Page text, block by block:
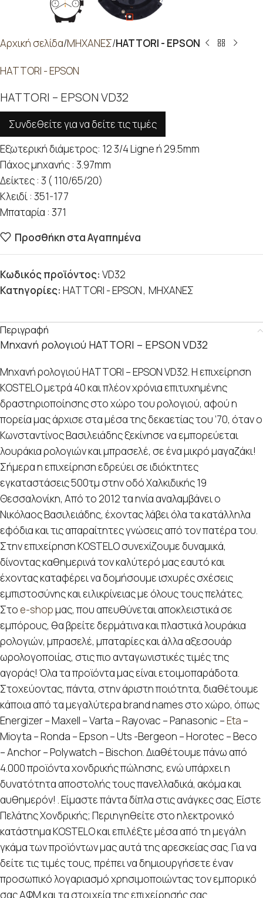
Αρχική σελίδα ΜΗΧΑΝΕΣ HATTORI - EPSON
HATTORI - EPSON
HATTORI – EPSON VD32
Συνδεθείτε για να δείτε τις τιμές
Εξωτερική διάμετρος: 12 3/4 Ligne ή 29.5mm
Πάχος μηχανής : 3.97mm
Δείκτες : 3 ( 110/65/20)
Κλειδί : 351-177
Μπαταρία : 371
Προσθήκη στα Αγαπημένα
Κωδικός προϊόντος: VD32
Κατηγορίες: HATTORI - EPSON, ΜΗΧΑΝΕΣ
Περιγραφή
Μηχανή ρολογιού HATTORI – EPSON VD32
Μηχανή ρολογιού HATTORI – EPSON VD32. Η επιχείρηση
KOSTELO μετρά 40 και πλέον χρόνια επιτυχημένης
δραστηριοποίησης στο χώρο του ρολογιού, αφού η
πορεία μας άρχισε στα μέσα της δεκαετίας του ’70, όταν ο
Κωνσταντίνος Βασιλειάδης ξεκίνησε να εμπορεύεται
λουράκια ρολογιών και μπρασελέ, σε ένα μικρό μαγαζάκι!
Σήμερα η επιχείρηση εδρεύει σε ιδιόκτητες
εγκαταστάσεις 500τμ στην οδό Χαλκιδικής 19
Θεσσαλονίκη, Από το 2012 τα ηνία αναλαμβάνει ο
Νικόλαος Βασιλειάδης, έχοντας λάβει όλα τα κατάλληλα
εφόδια και τις απαραίτητες γνώσεις από τον πατέρα του.
Στην επιχείρηση KOSTELO συνεχίζουμε δυναμικά,
δίνοντας καθημερινά τον καλύτερό μας εαυτό και
έχοντας καταφέρει να δομήσουμε ισχυρές σχέσεις
εμπιστοσύνης και ειλικρίνειας με όλους τους πελάτες.
Στο e-shopμας, που απευθύνεται αποκλειστικά σε
εμπόρους, θα βρείτε δερμάτινα και πλαστικά λουράκια
ρολογιών, μπρασελέ, μπαταρίες και άλλα αξεσουάρ
ωρολογοποιίας, στις πιο ανταγωνιστικές τιμές της
αγοράς! Όλα τα προϊόντα μας είναι ετοιμοπαράδοτα.
Στοχεύοντας, πάντα, στην άριστη ποιότητα, διαθέτουμε
κάποια από τα μεγαλύτερα brand names στο χώρο, όπως
Energizer – Maxell – Varta – Rayovac – Panasonic –Eta –
Mioyta – Ronda – Epson – Uts -Bergeon – Horotec – Beco
– Anchor – Polywatch – Bischon. Διαθέτουμε πάνω από
4.000 προϊόντα χονδρικής πώλησης, ενώ υπάρχει η
δυνατότητα αποστολής τους πανελλαδικά, ακόμα και
αυθημερόν! . Είμαστε πάντα δίπλα στις ανάγκες σας. Είστε
Πελάτης Χονδρικής; Περιηγηθείτε στο ηλεκτρονικό
κατάστημα KOSTELO και επιλέξτε μέσα από τη μεγάλη
γκάμα των προϊόντων μας αυτά της αρεσκείας σας. Για να
δείτε τις τιμές τους, πρέπει να δημιουργήσετε έναν
προσωπικό λογαριασμό χρησιμοποιώντας τον εμπορικό
σας ΑΦΜ και τα στοιχεία της επιχείρησής σας.